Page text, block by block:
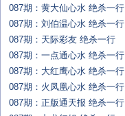
087期：黄大仙心水 绝杀一行
087期：刘伯温心水 绝杀一行
087期：天际彩友 绝杀一行
087期：一点通心水 绝杀一行
087期：大红鹰心水 绝杀一行
087期：火凤凰心水 绝杀一行
087期：正版通天报 绝杀一行